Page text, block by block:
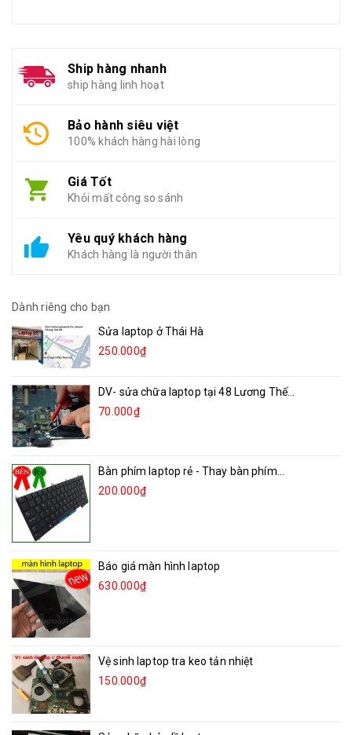
Ship hàng nhanh
ship hàng linh hoạt
Bảo hành siêu việt
100% khách hàng hài lòng
Giá Tốt
Khỏi mất công so sánh
Yêu quý khách hàng
Khách hàng là người thân
Dành riêng cho bạn
Sửa laptop ở Thái Hà
250.000₫
DV- sửa chữa laptop tại 48 Lương Thế...
70.000₫
Bàn phím laptop rẻ - Thay bàn phím...
200.000₫
Báo giá màn hình laptop
630.000₫
Vệ sinh laptop tra keo tản nhiệt
150.000₫